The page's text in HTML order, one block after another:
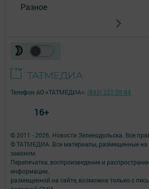
Разное
© 2011 - 2026. Новости Зеленодольска. Все
© ТАТМЕДИА. Все материалы, размещенные на
законом.
Перепечатка, воспроизведение и
информации,
размещенной на сайте, возможна только с
Телефон АО «ТАТМЕДИА»: (843) 222 09 84
16+